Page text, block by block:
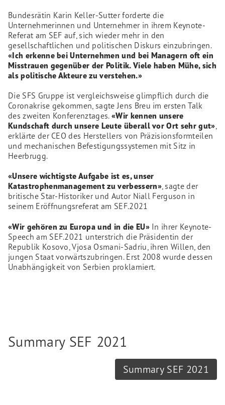
Bundesrätin Karin Keller-Sutter forderte die
Unternehmerinnen und Unternehmer in ihrem Keynote-
Referat am SEF auf, sich wieder mehr in den
gesellschaftlichen und politischen Diskurs einzubringen.
«Ich erkenne bei Unternehmen und bei Managern oft ein
Misstrauen gegenüber der Politik. Viele haben Mühe, sich
als politische Akteure zu verstehen.»
Die SFS Gruppe ist vergleichsweise glimpflich durch die
Coronakrise gekommen, sagte Jens Breu im ersten Talk
des zweiten Konferenztages. «Wir kennen unsere
Kundschaft durch unsere Leute überall vor Ort sehr gut»,
erklärte der CEO des Herstellers von Präzisionsformteilen
und mechanischen Befestigungssystemen mit Sitz in
Heerbrugg.
«Unsere wichtigste Aufgabe ist es, unser
Katastrophenmanagement zu verbessern», sagte der
britische Star-Historiker und Autor Niall Ferguson in
seinem Eröffnungsreferat am SEF.2021
«Wir gehören zu Europa und in die EU» In ihrer Keynote-
Speech am SEF.2021 unterstrich die Präsidentin der
Republik Kosovo, Vjosa Osmani-Sadriu, ihren Willen, den
jungen Staat vorwärtszubringen. Erst 2008 wurde dessen
Unabhängigkeit von Serbien proklamiert.
Summary SEF 2021
Summary SEF 2021